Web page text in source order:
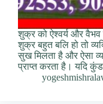
शुक्र को ऐश्वर्य और
शुक्र बहुत बलि हो तो
सुख मिलता है और ऐसा
प्राप्त करता है। यदि